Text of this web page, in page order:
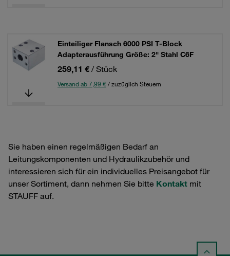
Einteiliger Flansch 6000 PSI T-Block
Adapterausführung Größe: 2" Stahl C6F
259,11 € / Stück
Versand ab 7,99 €/ zuzüglich Steuern
Sie haben einen regelmäßigen Bedarf an
Leitungskomponenten und Hydraulikzubehör und
interessieren sich für ein individuelles Preisangebot für
unser Sortiment, dann nehmen Sie bitte Kontakt mit
STAUFF auf.